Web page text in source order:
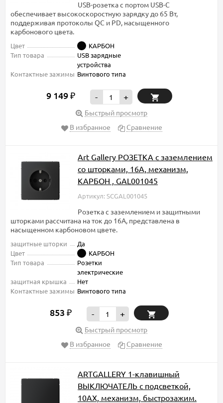
USB-розетка с портом USB-C
обеспечивает высокоскоростную зарядку до 65 Вт,
поддерживая протоколы QC и PD, насыщенного
карбонового цвета.
Цвет
КАРБОН
Тип товара
USB зарядные
устройства
Контактные зажимы Винтового типа
9 149 ₽ - +
Быстрый просмотр
В избранное
Сравнение
Art Gallery РОЗЕТКА с заземлением
со шторками, 16А, механизм,
КАРБОН , GAL001045
Артикул: SCGAL001045
Розетка с заземлением и защитными
шторками рассчитана на ток до 16А, представлена в
насыщенном карбоновом цвете.
защитные шторки
Да
Цвет
КАРБОН
Тип товара
Розетки
электрические
защитная крышка
Нет
Контактные зажимы Винтового типа
853 ₽ - +
Быстрый просмотр
В избранное
Сравнение
ARTGALLERY 1-клавишный
ВЫКЛЮЧАТЕЛЬ с подсветкой,
10АХ, механизм, быстрозажим.